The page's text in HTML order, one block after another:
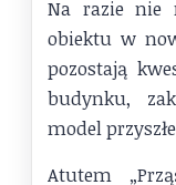
Na razie nie
obiektu w
pozostają
budynku,
model
Atutem